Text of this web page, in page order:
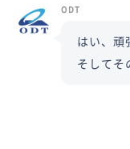
ODT
はい、頑
そしてそ